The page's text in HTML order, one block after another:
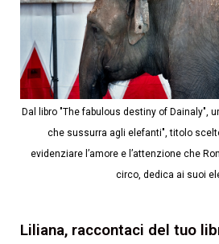
Dal libro "The fabulous destiny of Dainaly",
che sussurra agli elefanti", titolo
evidenziare l’amore e l’attenzione che
circo, dedica ai suoi
Liliana, raccontaci del tuo